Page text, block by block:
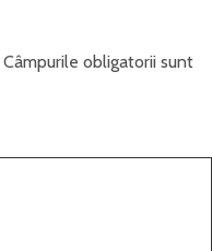
Câmpurile obligatorii sunt